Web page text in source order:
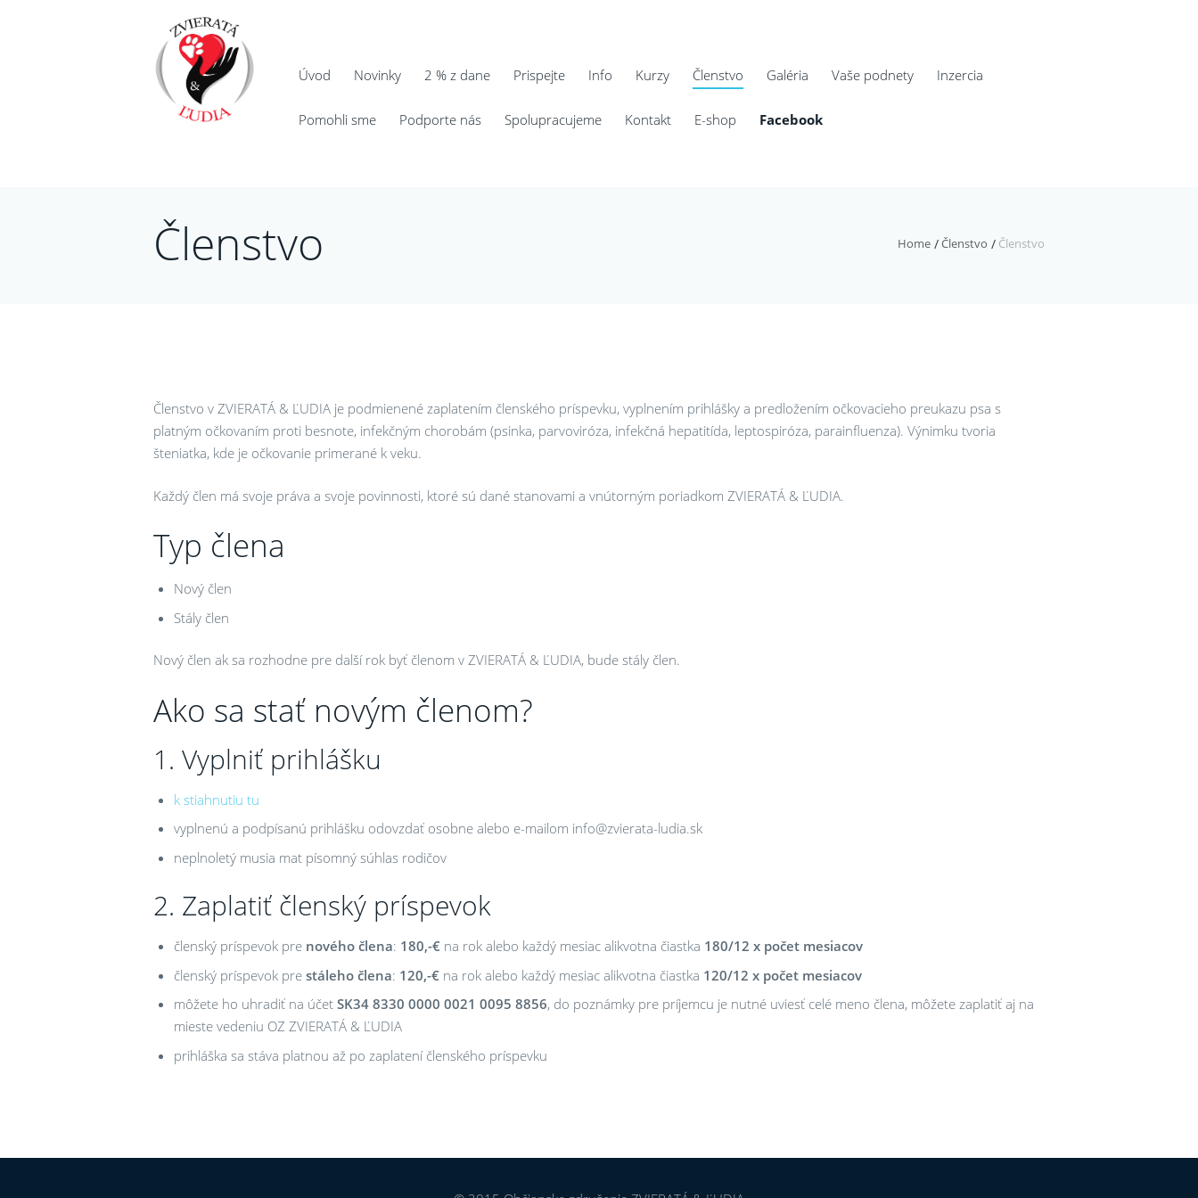
Úvod Novinky 2 % z dane Prispejte Info Kurzy Členstvo Galéria Vaše podnety Inzercia
Pomohli sme Podporte nás Spolupracujeme Kontakt E-shop Facebook
Home Členstvo Členstvo
Členstvo
Členstvo v ZVIERATÁ & ĽUDIA je podmienené zaplatením členského príspevku, vyplnením prihlášky a predložením očkovacieho preukazu psa s
platným očkovaním proti besnote, infekčným chorobám (psinka, parvoviróza, infekčná hepatitída, leptospiróza, parainfluenza). Výnimku tvoria
šteniatka, kde je očkovanie primerané k veku.
Každý člen má svoje práva a svoje povinnosti, ktoré sú dané stanovami a vnútorným poriadkom ZVIERATÁ & ĽUDIA.
Typ člena
Nový člen
Stály člen
Nový člen ak sa rozhodne pre další rok byť členom v ZVIERATÁ & ĽUDIA, bude stály člen.
Ako sa stať novým členom?
1. Vyplniť prihlášku
k stiahnutiu tu
vyplnenú a podpísanú prihlášku odovzdať osobne alebo e-mailom info@zvierata-ludia.sk
neplnoletý musia mat písomný súhlas rodičov
2. Zaplatiť členský príspevok
členský príspevok pre nového člena: 180,-€na rok alebo každý mesiac alikvotna čiastka 180/12 x počet mesiacov
členský príspevok pre stáleho člena: 120,-€na rok alebo každý mesiac alikvotna čiastka 120/12 x počet mesiacov
môžete ho uhradiť na účet SK34 8330 0000 0021 0095 8856, do poznámky pre príjemcu je nutné uviesť celé meno člena, môžete zaplatiť aj na
mieste vedeniu OZ ZVIERATÁ & ĽUDIA
prihláška sa stáva platnou až po zaplatení členského príspevku